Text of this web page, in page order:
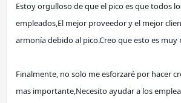
Estoy orgulloso de que el pico es que todos
empleados,El mejor proveedor y el mejor
armonía debido al pico.Creo que esto es muy
Finalmente, no solo me esforzaré por hacer
mas importante,Necesito ayudar a los